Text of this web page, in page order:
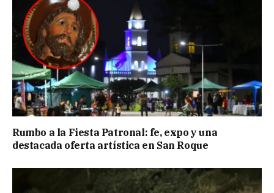
Rumbo a la Fiesta Patronal: fe, expo y una
destacada oferta artística en San Roque